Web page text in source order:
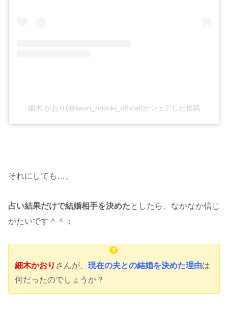
細木 かおり(@kaori_hosoki_official)がシェアした投稿
それにしても…、
占い結果だけで結婚相手を決めた としたら、なかなか信じ
がたいです＾＾；
細木かおり さんが、 現在の夫との結婚を決めた理由は
何だったのでしょうか？